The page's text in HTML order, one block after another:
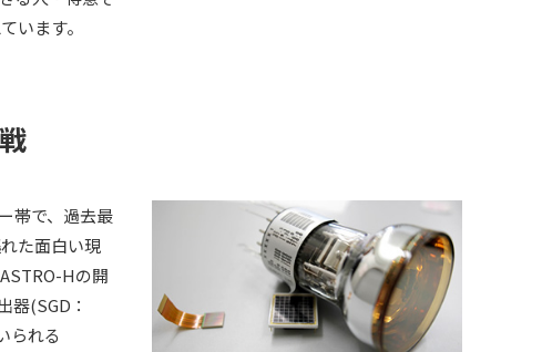
います。
帯で、過去最
た面白い現
Hの開
(SGD：
られる